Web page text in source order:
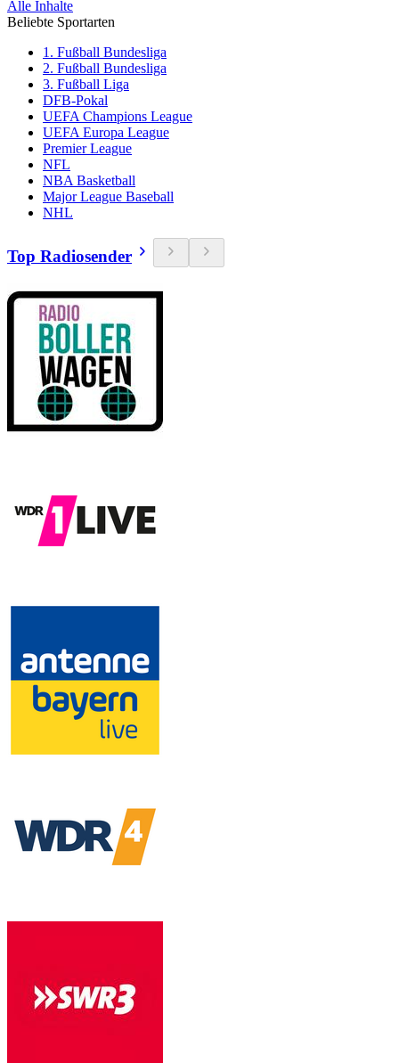
Alle Inhalte
Beliebte Sportarten
1. Fußball Bundesliga
2. Fußball Bundesliga
3. Fußball Liga
DFB-Pokal
UEFA Champions League
UEFA Europa League
Premier League
NFL
NBA Basketball
Major League Baseball
NHL
Top Radiosender